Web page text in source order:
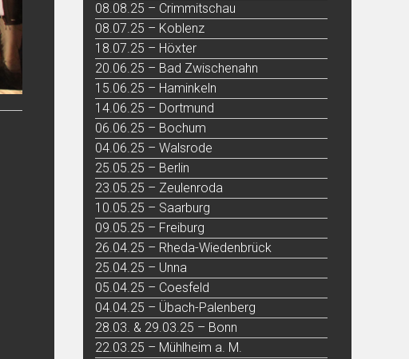
08.08.25 – Crimmitschau
08.07.25 – Koblenz
18.07.25 – Höxter
20.06.25 – Bad Zwischenahn
15.06.25 – Haminkeln
14.06.25 – Dortmund
06.06.25 – Bochum
04.06.25 – Walsrode
25.05.25 – Berlin
23.05.25 – Zeulenroda
10.05.25 – Saarburg
09.05.25 – Freiburg
26.04.25 – Rheda-Wiedenbrück
25.04.25 – Unna
05.04.25 – Coesfeld
04.04.25 – Übach-Palenberg
28.03. & 29.03.25 – Bonn
22.03.25 – Mühlheim a. M.